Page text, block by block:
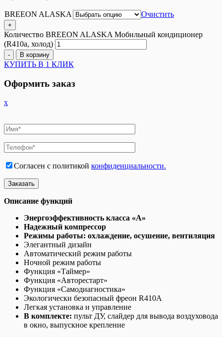
BREEON ALASKA Очистить
+
Количество BREEON ALASKA Мобильный кондиционер
(R410a, холод)
- В корзину
КУПИТЬ В 1 КЛИК
Оформить заказ
x
Согласен с политикой конфиденциальности.
Описание функций
Энергоэффективность класса «А»
Надежный компрессор
Режимы работы: охлаждение, осушение, вентиляция
Элегантный дизайн
Автоматический режим работы
Ночной режим работы
Функция «Таймер»
Функция «Авторестарт»
Функция «Самодиагностика»
Экологически безопасный фреон R410A
Легкая установка и управление
В комплекте: пульт ДУ, слайдер для вывода воздуховода
в окно, выпускное крепление